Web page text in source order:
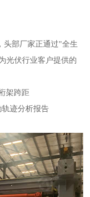
头部厂家正通过"全生
光伏行业客户提供的
架跨距
轨迹分析报告